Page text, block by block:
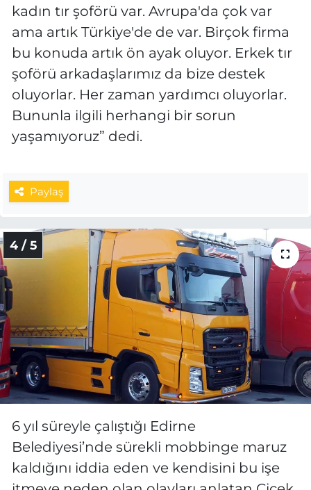
kadın tır şoförü var. Avrupa'da çok var
ama artık Türkiye'de de var. Birçok firma
bu konuda artık ön ayak oluyor. Erkek tır
şoförü arkadaşlarımız da bize destek
oluyorlar. Her zaman yardımcı oluyorlar.
Bununla ilgili herhangi bir sorun
yaşamıyoruz” dedi.
Paylaş
4 / 5
6 yıl süreyle çalıştığı Edirne
Belediyesi’nde sürekli mobbinge maruz
kaldığını iddia eden ve kendisini bu işe